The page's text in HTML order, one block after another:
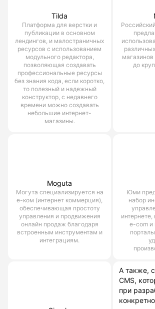
Tilda
Платформа для верстки и
публикации в основном
лендингов, и малостраничных
ресурсов с использованием
модульного редактора,
позволяющая создавать
профессиональные ресурсы
без знания кода, если коротко,
то полезный и надежный
конструктор, с недавнего
времени можно создавать
небольшие интернет-
магазины.
магазинов
до
Moguta
Могута специализируется на
е-ком (интернет коммерция),
обеспечивающая простоту
управления и продвижения
онлайн продаж благодаря
встроенным инструментам и
интеграциям.
Юми
набор
e-com и
А также,
CMS,
при